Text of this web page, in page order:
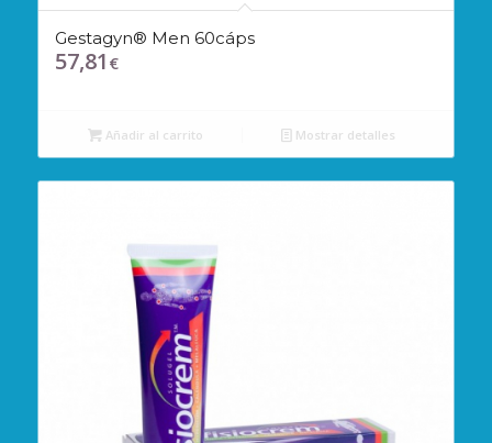
Gestagyn® Men 60cáps
57,81 €
Añadir al carrito Mostrar detalles